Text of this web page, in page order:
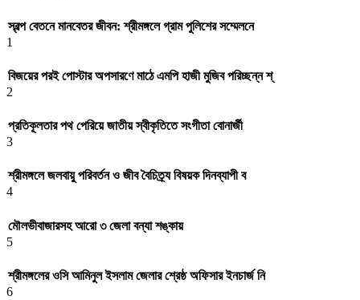
স্বল্প বেতনে মানবেতর জীবন: শ্রীমঙ্গলে গ্রাম পুলিশের সম্মেলনে
1
বিজয়ের পরই পোস্টার অপসারণে মাঠে এমপি হাজী মুজিব পরিচ্ছন্ন শ্
2
প্রতিকূলতার পথ পেরিয়ে জাতীয় স্বীকৃতিতে সংগীতা বোনার্জী
3
শ্রীমঙ্গলে জলবায়ু পরিবর্তন ও জীব বৈচিত্র্য বিষয়ক দিনব্যাপী ব
4
মৌলভীবাজারসহ আরো ৩ জেলা বন্যা শঙ্কায়
5
শ্রীমঙ্গলের ওসি আমিনুল ইসলাম জেলার শ্রেষ্ঠ অফিসার ইনচার্জ নি
6